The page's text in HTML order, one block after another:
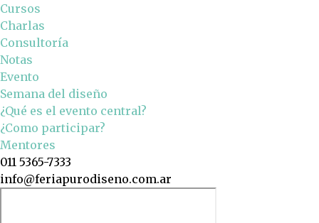
Cursos
Charlas
Consultoría
Notas
Evento
Semana del diseño
¿Qué es el evento central?
¿Como participar?
Mentores
011 5365-7333
info@feriapurodiseno.com.ar